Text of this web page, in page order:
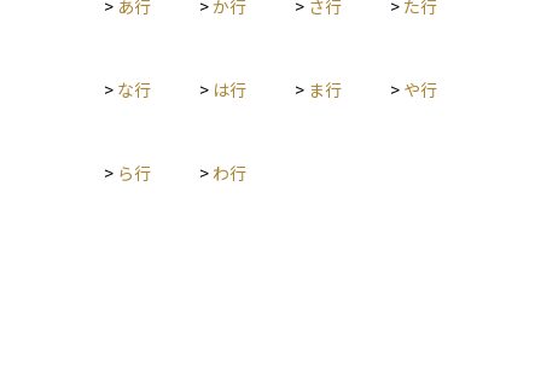
とも可能です。相続の手続きや相続税の申告を正確に行うため
> あ行 >か行 > さ行 > た行
> な行 > は行 > ま行 > や行
> ら行 > わ行